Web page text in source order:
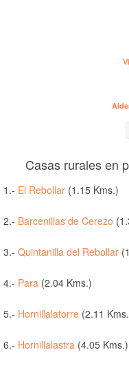
Casas rurales en
1.- El Rebollar (1.15 Kms.)
2.- Barcenillas de Cerezo
3.- Quintanilla del Rebollar
4.- Para (2.04 Kms.)
5.- Hornillalatorre (2.11
6.- Hornillalastra (4.05 Kms.)